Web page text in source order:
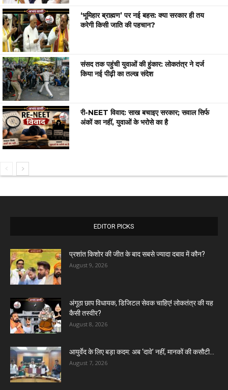
‘भूमिहार ब्राह्मण’ पर नई बहस: क्या सरकार ही तय
करेगी किसी जाति की पहचान?
संसद तक पहुंची युवाओं की हुंकार: लोकतंत्र ने दर्ज
किया नई पीढ़ी का तल्ख संदेश
री-NEET विवाद: साख बचाइए सरकार; सवाल सिर्फ
अंकों का नहीं, युवाओं के भरोसे का है
EDITOR PICKS
प्रशांत किशोर की जीत के बाद सबसे ज्यादा दबाव में कौन?
August 9, 2026
अंगूठा छाप विधायक, डिजिटल सेवक चाहिए! लोकतंत्र की यह
कैसी तस्वीर?
August 8, 2026
आयुर्वेद के लिए बड़ा कदम: अब ‘दावे’ नहीं, मानकों की कसौटी...
August 7, 2026